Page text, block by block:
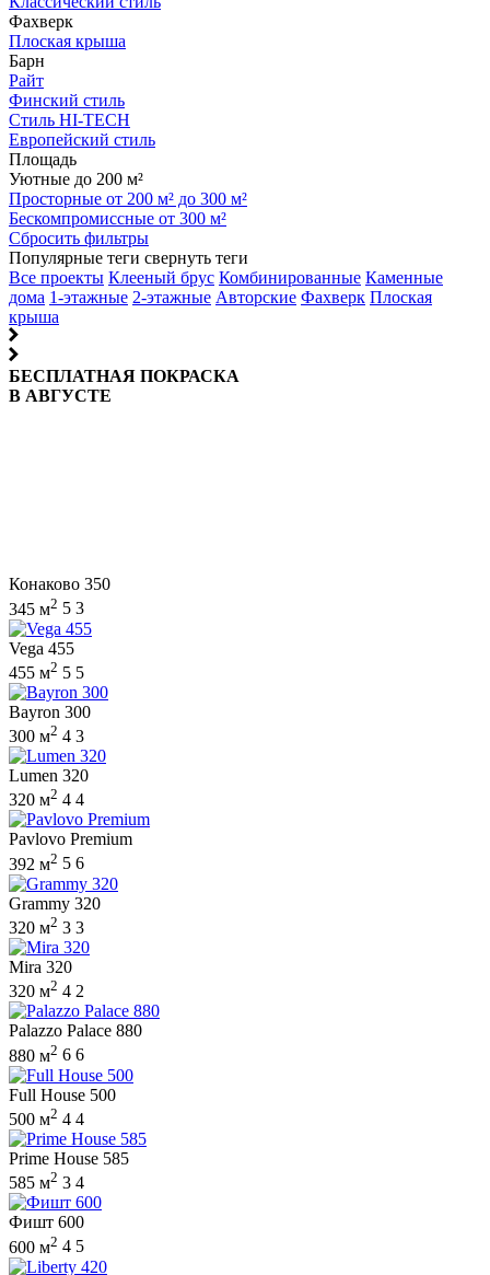
Фахверк
Плоская крыша
Барн
Райт
Финский стиль
Стиль HI-TECH
Европейский стиль
Площадь
Уютные до 200 м²
Просторные от 200 м² до 300 м²
Бескомпромиссные от 300 м²
Сбросить фильтры
Популярные теги свернуть теги
Все проекты Клееный брус Комбинированные Каменные
дома 1-этажные 2-этажные Авторские Фахверк Плоская
крыша
БЕСПЛАТНАЯ ПОКРАСКА
В АВГУСТЕ
Конаково 350
345 м2 5 3
Vega 455
455 м2 5 5
Bayron 300
300 м2 4 3
Lumen 320
320 м2 4 4
Pavlovo Premium
392 м2 5 6
Grammy 320
320 м2 3 3
Mira 320
320 м2 4 2
Palazzo Palace 880
880 м2 6 6
Full House 500
500 м2 4 4
Prime House 585
585 м2 3 4
Фишт 600
600 м2 4 5